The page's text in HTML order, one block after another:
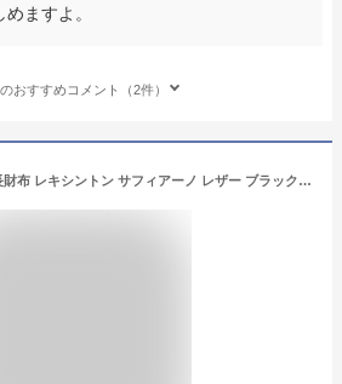
ますよ。
おすすめコメント（2件）
(コーチ)COACH 長財布 レキシントン サフィアーノ レザー ブラック アウトレット メンズ [ブランド][アウトレット]f74769blk [並行輸入品]